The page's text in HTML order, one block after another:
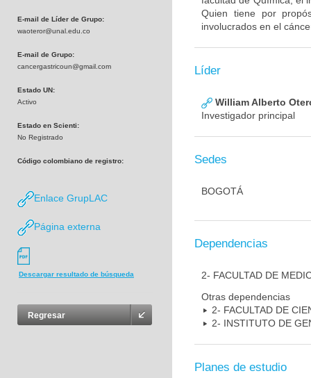
E-mail de Líder de Grupo:
waoteror@unal.edu.co
E-mail de Grupo:
cancergastricoun@gmail.com
Estado UN:
Activo
Estado en Scienti:
No Registrado
Código colombiano de registro:
Enlace GrupLAC
Página externa
Descargar resultado de búsqueda
Regresar
Quien tiene por
involucrados en el
Líder
William Alberto
Investigador principal
Sedes
BOGOTÁ
Dependencias
2- FACULTAD DE
Otras dependencias
2- FACULTAD DE
2- INSTITUTO DE
Planes de estudio